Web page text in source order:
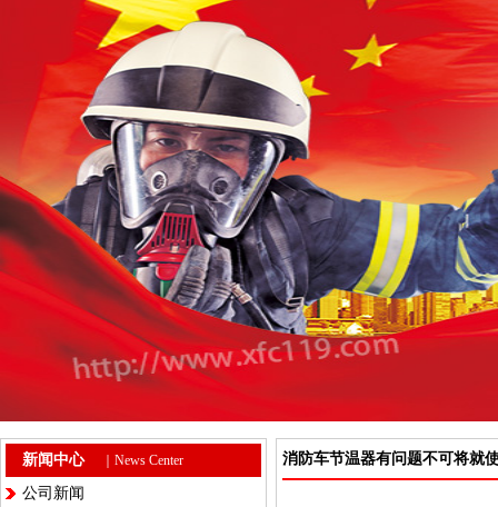
新闻中心 ｜News Center
公司新闻
消防车节温器有问题不可将就